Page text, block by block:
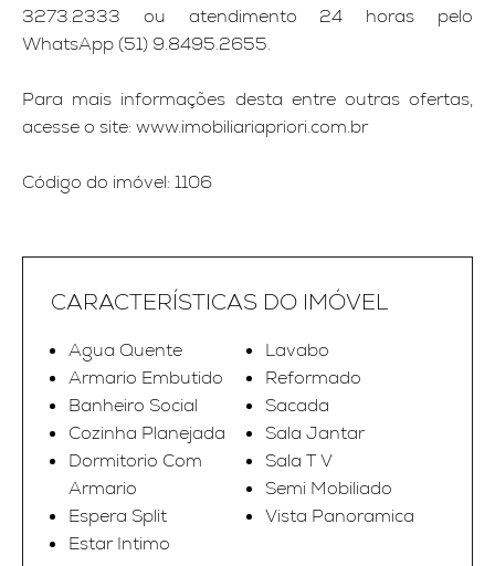
3273.2333 ou atendimento 24 horas pelo
WhatsApp (51) 9.8495.2655.
Para mais informações desta entre outras ofertas,
acesse o site: www.imobiliariapriori.com.br
Código do imóvel: 1106
CARACTERÍSTICAS DO IMÓVEL
Agua Quente
Armario Embutido
Banheiro Social
Cozinha Planejada
Dormitorio Com
Armario
Espera Split
Estar Intimo
Lavabo
Reformado
Sacada
Sala Jantar
Sala T V
Semi Mobiliado
Vista Panoramica